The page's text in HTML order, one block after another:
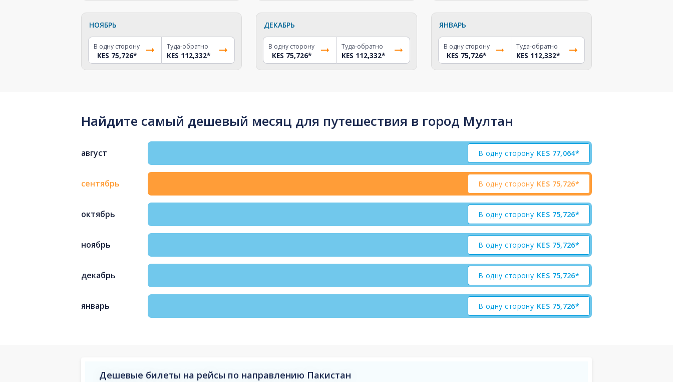
НОЯБРЬ
В одну сторону
KES 75,726*
Туда-обратно
KES 112,332*
ДЕКАБРЬ
В одну сторону
KES 75,726*
Туда-обратно
KES 112,332*
ЯНВАРЬ
В одну сторону
KES 75,726*
Туда-обратно
KES 112,332*
Найдите самый дешевый месяц для путешествия в город Мултан
август В одну сторону KES 77,064*
сентябрь В одну сторону KES 75,726*
октябрь В одну сторону KES 75,726*
ноябрь В одну сторону KES 75,726*
декабрь В одну сторону KES 75,726*
январь В одну сторону KES 75,726*
Дешевые билеты на рейсы по направлению Пакистан